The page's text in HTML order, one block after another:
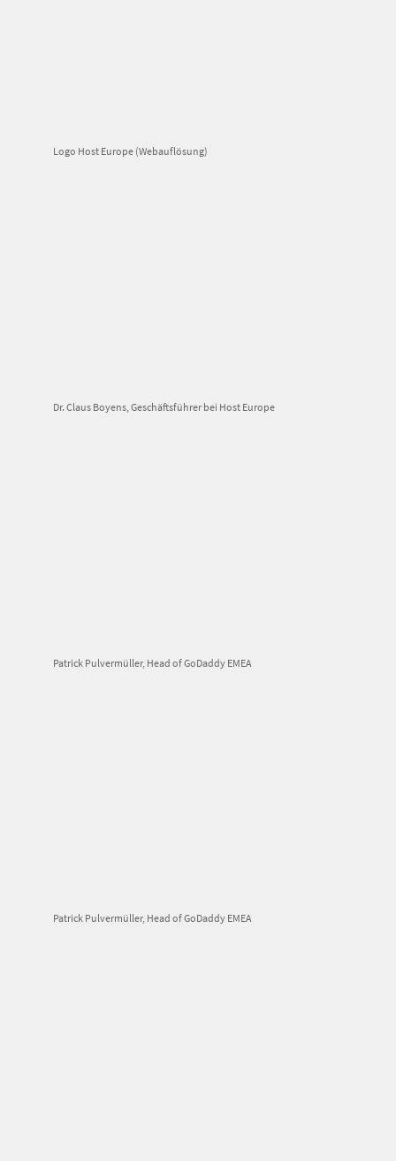
Logo Host Europe (Webauflösung)
Dr. Claus Boyens, Geschäftsführer bei Host Europe
Patrick Pulvermüller, Head of GoDaddy EMEA
Patrick Pulvermüller, Head of GoDaddy EMEA